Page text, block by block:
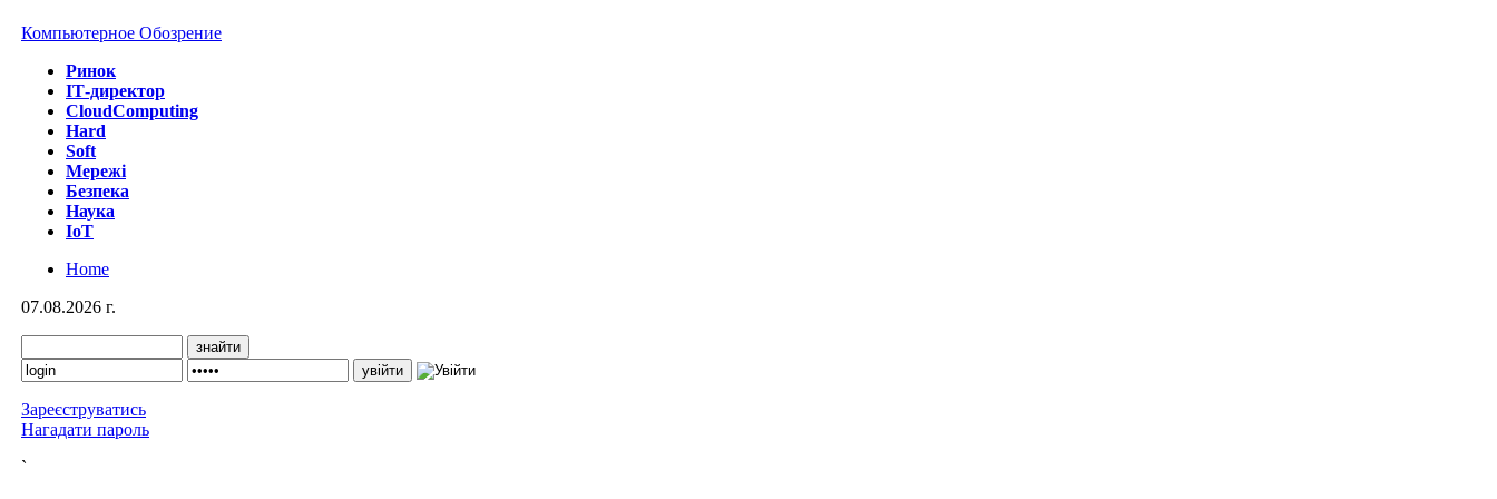
Компьютерное Обозрение
Ринок
IТ-директор
CloudComputing
Hard
Soft
Мережі
Безпека
Наука
IoT
Home
07.08.2026 г.
Зареєструватись
Нагадати пароль
`